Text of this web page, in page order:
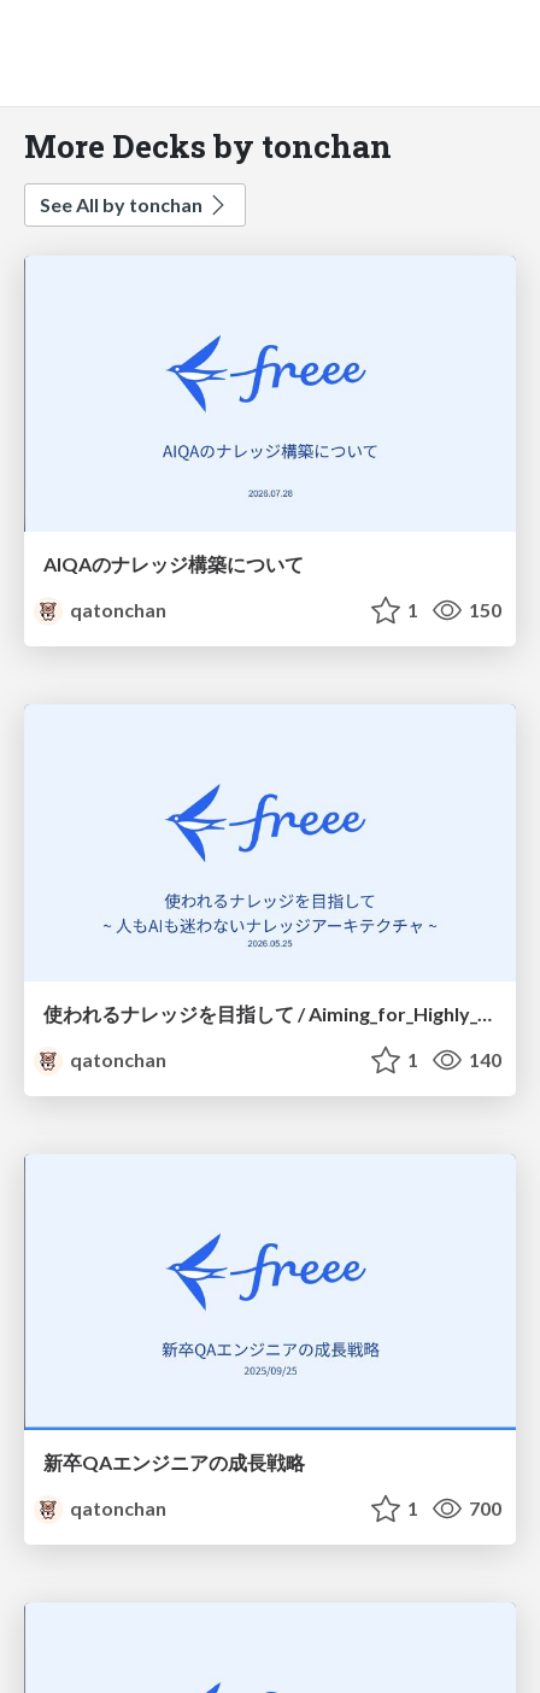
More Decks by tonchan
See All by tonchan
AIQAのナレッジ構築について
qatonchan
1 150
qatonchan
1 140
新卒QAエンジニアの成長戦略
qatonchan
1 700